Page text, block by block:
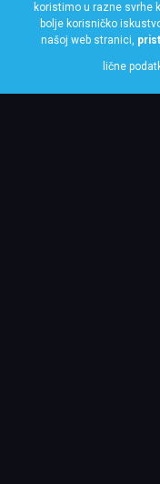
koristimo u razne svrhe
bolje korisničko
našoj web stranici,
lične